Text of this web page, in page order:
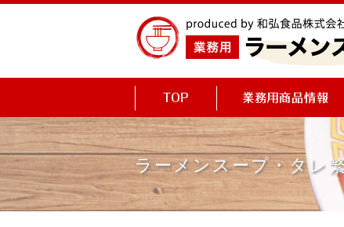
ラーメンスープ・タレ